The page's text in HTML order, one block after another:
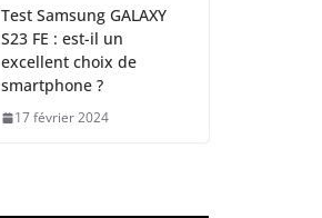
Test Samsung GALAXY
S23 FE : est-il un
excellent choix de
smartphone ?
17 février 2024